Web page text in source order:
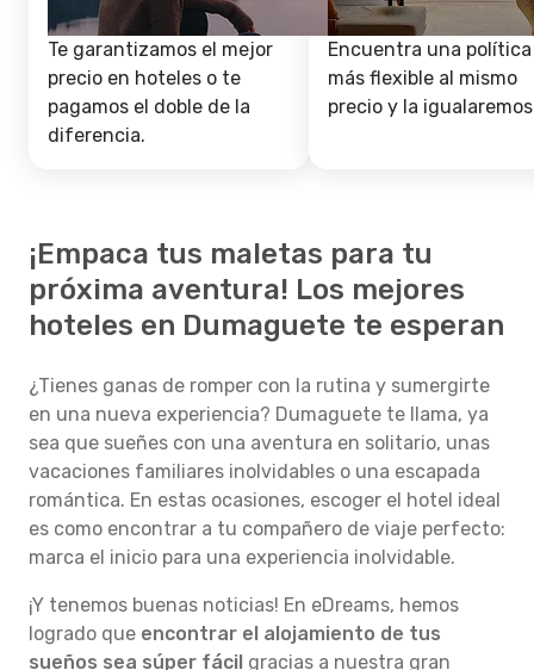
Te garantizamos el mejor
precio en hoteles o te
pagamos el doble de la
diferencia.
Encuentra una política
más flexible al mismo
precio y la
¡Empaca tus maletas para tu
próxima aventura! Los mejores
hoteles en Dumaguete te esperan
¿Tienes ganas de romper con la rutina y sumergirte
en una nueva experiencia? Dumaguete te llama, ya
sea que sueñes con una aventura en solitario, unas
vacaciones familiares inolvidables o una escapada
romántica. En estas ocasiones, escoger el hotel ideal
es como encontrar a tu compañero de viaje perfecto:
marca el inicio para una experiencia inolvidable.
¡Y tenemos buenas noticias! En eDreams, hemos
logrado que encontrar el alojamiento de tus
sueños sea súper fácil gracias a nuestra gran